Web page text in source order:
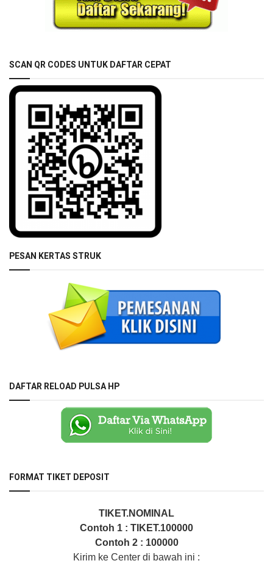
SCAN QR CODES UNTUK DAFTAR CEPAT
PESAN KERTAS STRUK
DAFTAR RELOAD PULSA HP
FORMAT TIKET DEPOSIT
TIKET.NOMINAL
Contoh 1 : TIKET.100000
Contoh 2 : 100000
Kirim ke Center di bawah ini :